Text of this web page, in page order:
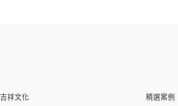
吉祥文化
精選案例